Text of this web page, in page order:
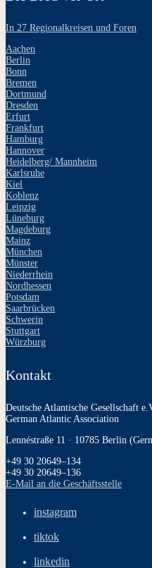
In 27 Regionalkreisen und Foren
Aachen
Berlin
Bonn
Bremen
Dortmund
Dresden
Erfurt
Frankfurt
Hamburg
Hannover
Heidelberg/ Mannheim
Karlsruhe
Kiel
Koblenz
Leipzig
Lüneburg
Magdeburg
Mainz
München
Münster
Niederrhein
Nordhessen
Potsdam
Saarbrücken
Schwerin
Stuttgart
Würzburg
Kontakt
Deutsche Atlantische Gesellschaft
German Atlantic Association
Lennéstraße 11 · 10785 Berlin
+49 30 20649–134
+49 30 20649–136
E‑Mail an die Geschäftsstelle
instagram
tiktok
linkedin